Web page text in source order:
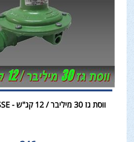
ווסת גז 30 מיליבר / 12 קג"ש - CLESSE צרפת / נובה